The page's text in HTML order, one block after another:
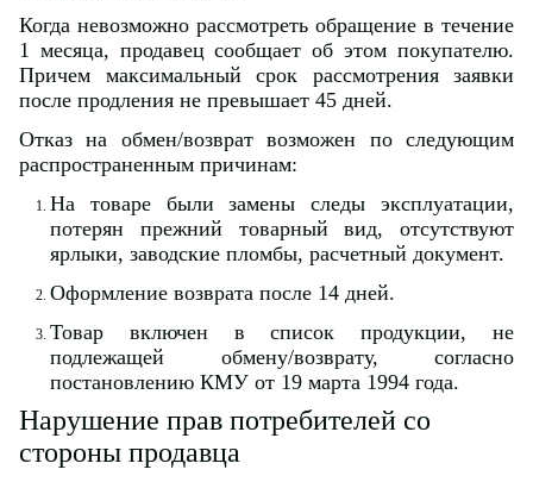
Когда невозможно рассмотреть обращение в течение
1 месяца, продавец сообщает об этом покупателю.
Причем максимальный срок рассмотрения заявки
после продления не превышает 45 дней.
Отказ на обмен/возврат возможен по следующим
распространенным причинам:
На товаре были замены следы эксплуатации,
потерян прежний товарный вид, отсутствуют
ярлыки, заводские пломбы, расчетный документ.
Оформление возврата после 14 дней.
Товар включен в список продукции, не
подлежащей обмену/возврату, согласно
постановлению КМУ от 19 марта 1994 года.
Нарушение прав потребителей со
стороны продавца